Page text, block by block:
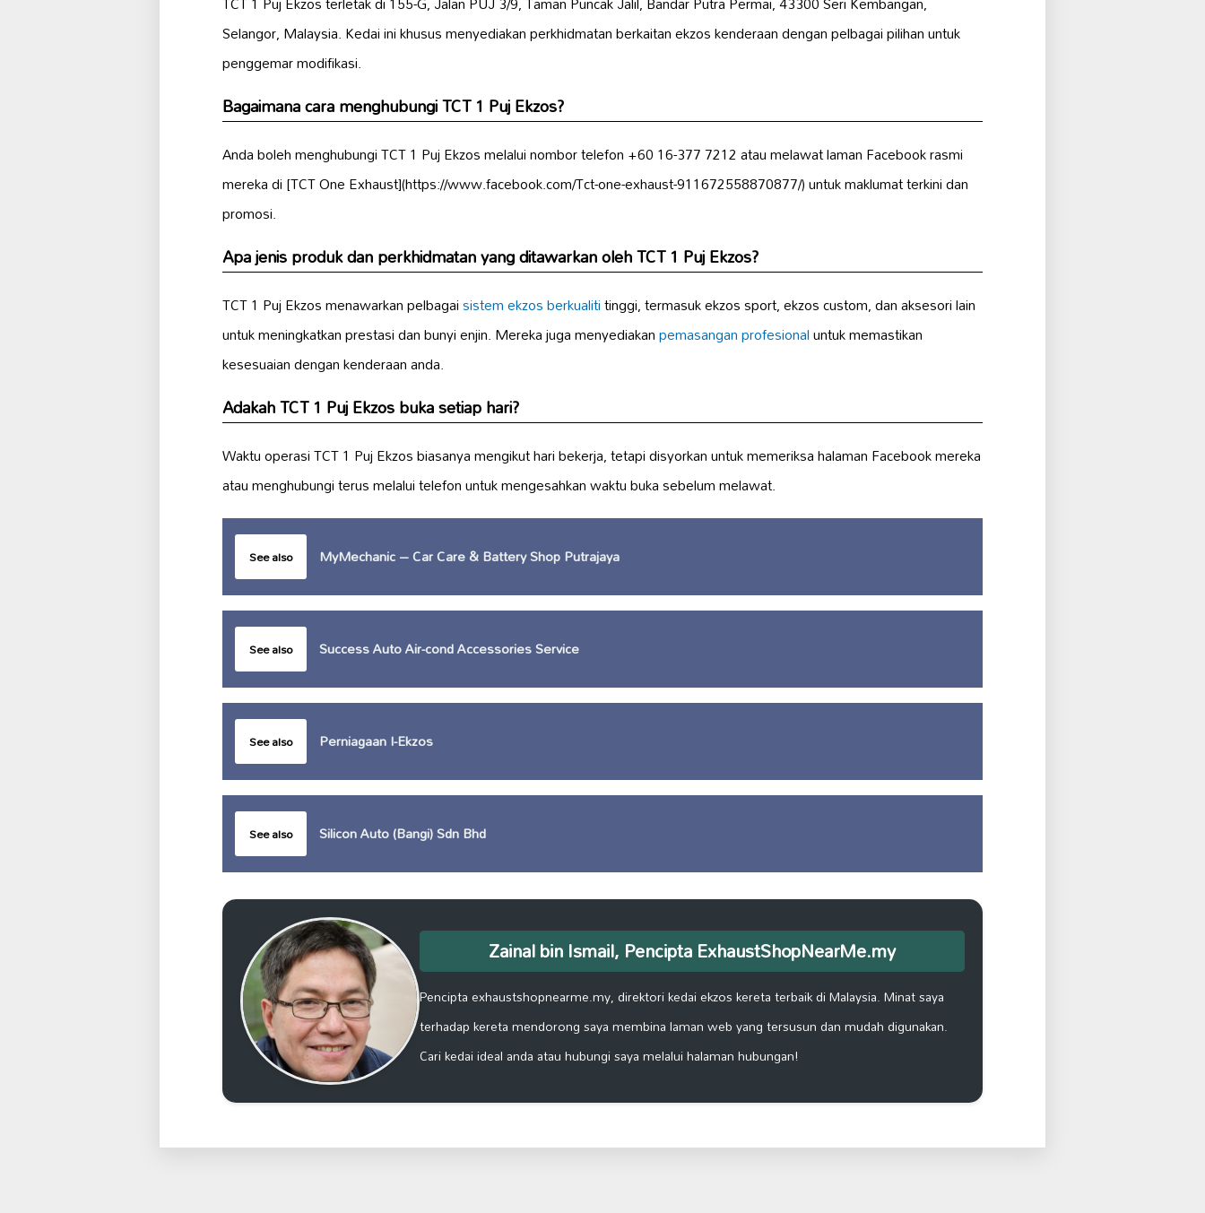
Selangor, Malaysia. Kedai ini khusus menyediakan perkhidmatan berkaitan ekzos kenderaan dengan pelbagai pilihan untuk
penggemar modifikasi.
Bagaimana cara menghubungi TCT 1 Puj Ekzos?
Anda boleh menghubungi TCT 1 Puj Ekzos melalui nombor telefon +60 16-377 7212 atau melawat laman Facebook rasmi
mereka di [TCT One Exhaust](https://www.facebook.com/Tct-one-exhaust-911672558870877/) untuk maklumat terkini dan
promosi.
Apa jenis produk dan perkhidmatan yang ditawarkan oleh TCT 1 Puj Ekzos?
TCT 1 Puj Ekzos menawarkan pelbagaisistem ekzos berkualititinggi, termasuk ekzos sport, ekzos custom, dan aksesori lain
untuk meningkatkan prestasi dan bunyi enjin. Mereka juga menyediakanpemasangan profesionaluntuk memastikan
kesesuaian dengan kenderaan anda.
Adakah TCT 1 Puj Ekzos buka setiap hari?
Waktu operasi TCT 1 Puj Ekzos biasanya mengikut hari bekerja, tetapi disyorkan untuk memeriksa halaman Facebook mereka
atau menghubungi terus melalui telefon untuk mengesahkan waktu buka sebelum melawat.
See also MyMechanic – Car Care & Battery Shop Putrajaya
See also Success Auto Air-cond Accessories Service
See also Perniagaan I-Ekzos
See also Silicon Auto (Bangi) Sdn Bhd
Zainal bin Ismail, Pencipta ExhaustShopNearMe.my
Pencipta exhaustshopnearme.my, direktori kedai ekzos kereta terbaik di Malaysia. Minat saya
terhadap kereta mendorong saya membina laman web yang tersusun dan mudah digunakan.
Cari kedai ideal anda atau hubungi saya melalui halaman hubungan!